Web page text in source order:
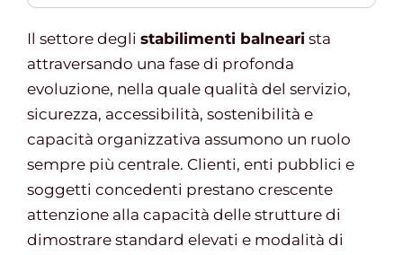
Il settore degli stabilimenti balneari sta
attraversando una fase di profonda
evoluzione, nella quale qualità del servizio,
sicurezza, accessibilità, sostenibilità e
capacità organizzativa assumono un ruolo
sempre più centrale. Clienti, enti pubblici e
soggetti concedenti prestano crescente
attenzione alla capacità delle strutture di
dimostrare standard elevati e modalità di